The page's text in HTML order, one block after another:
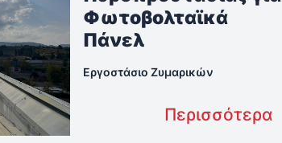
Φωτοβολταϊκά
Πάνελ
Εργοστάσιο Ζυμαρικών
Περισσότερα